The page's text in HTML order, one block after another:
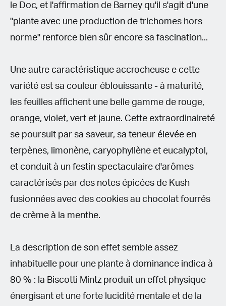
le Doc, et l'affirmation de Barney qu'il s'agit d'une
"plante avec une production de trichomes hors
norme" renforce bien sûr encore sa fascination...
Une autre caractéristique accrocheuse e cette
variété est sa couleur éblouissante - à maturité,
les feuilles affichent une belle gamme de rouge,
orange, violet, vert et jaune. Cette extraordinaireté
se poursuit par sa saveur, sa teneur élevée en
terpènes, limonène, caryophyllène et eucalyptol,
et conduit à un festin spectaculaire d'arômes
caractérisés par des notes épicées de Kush
fusionnées avec des cookies au chocolat fourrés
de crème à la menthe.
La description de son effet semble assez
inhabituelle pour une plante à dominance indica à
80 % : la Biscotti Mintz produit un effet physique
énergisant et une forte lucidité mentale et de la